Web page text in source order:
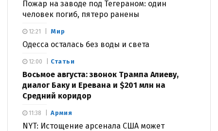
Пожар на заводе под Тегераном: один
человек погиб, пятеро ранены
Мир
Одесса осталась без воды и света
12:21
Статьи
Восьмое августа: звонок Трампа Алиеву,
диалог Баку и Еревана и $201 млн на
Средний коридор
12:00
Армия
NYT: Истощение арсенала США может
11:38